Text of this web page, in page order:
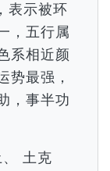
表示被环
，五行属
系相近颜
势最强，
，事半功
土克